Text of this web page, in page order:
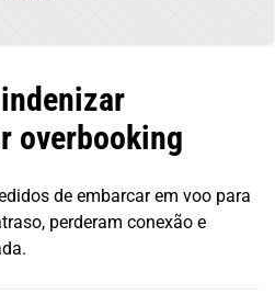
overbooking
de embarcar em voo para
perderam conexão e